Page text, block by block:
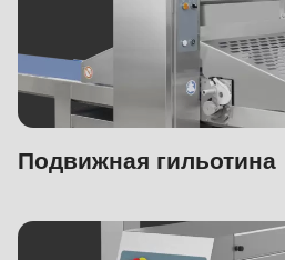
Подвижная гильотина